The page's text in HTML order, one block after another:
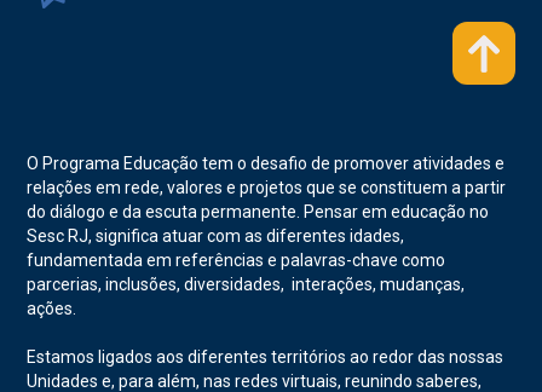
O Programa Educação tem o desafio de promover atividades e
relações em rede, valores e projetos que se constituem a partir
do diálogo e da escuta permanente. Pensar em educação no
Sesc RJ, significa atuar com as diferentes idades,
fundamentada em referências e palavras-chave como
parcerias, inclusões, diversidades, interações, mudanças,
ações.
Estamos ligados aos diferentes territórios ao redor das nossas
Unidades e, para além, nas redes virtuais, reunindo saberes,